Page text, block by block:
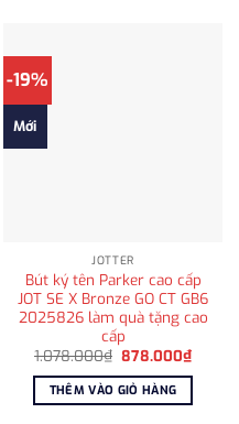
-19%
Mới
JOTTER
Bút ký tên Parker cao cấp
JOT SE X Bronze GO CT GB6
2025826 làm quà tặng cao
cấp
1.078.000₫ Giá
là:
1.078.000₫.
878.000₫Giá
hiện
THÊM VÀO GIỎ HÀNG